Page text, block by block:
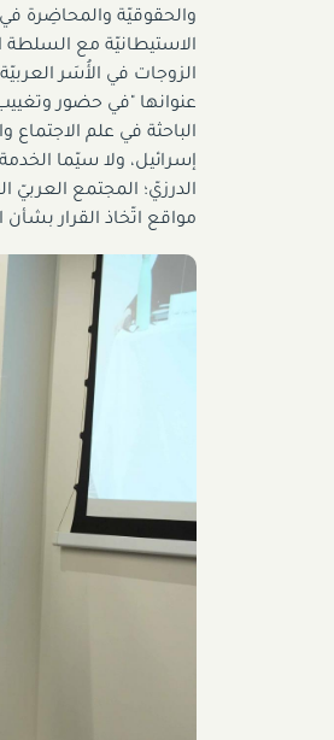
والحقوقيّة والمحاضِرة
الاستيطانيّة مع السلطة
الزوجات في الأُسَر
عنوانها "في حضور وتغييب
الباحثة في علم
إسرائيل، ولا سيّما
الدرزيّ؛ المجتمع
مواقع اتّخاذ القرار